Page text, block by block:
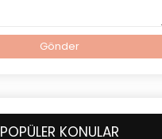
POPÜLER KONULAR